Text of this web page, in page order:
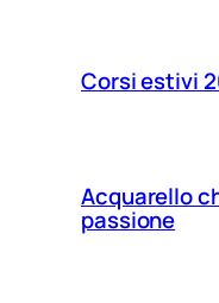
Corsi estivi
Acquarello
passione